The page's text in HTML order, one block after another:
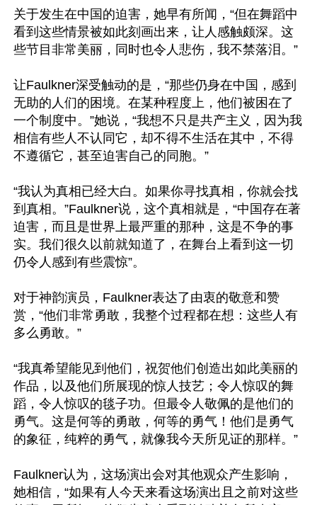
关于发生在中国的迫害，她早有所闻，“但在舞蹈中
看到这些情景被如此刻画出来，让人感触颇深。这
些节目非常美丽，同时也令人悲伤，我不禁落泪。”
让Faulkner深受触动的是，“那些仍身在中国，感到
无助的人们的困境。在某种程度上，他们被困在了
一个制度中。”她说，“我想不只是共产主义，因为我
相信有些人不认同它，却不得不生活在其中，不得
不遵循它，甚至迫害自己的同胞。”
“我认为真相已经大白。如果你寻找真相，你就会找
到真相。”Faulkner说，这个真相就是，“中国存在著
迫害，而且是世界上最严重的那种，这是不争的事
实。我们很久以前就知道了，在舞台上看到这一切
仍令人感到有些震惊”。
对于神韵演员，Faulkner表达了由衷的敬意和赞
赏，“他们非常勇敢，我整个过程都在想：这些人有
多么勇敢。”
“我真希望能见到他们，祝贺他们创造出如此美丽的
作品，以及他们所展现的惊人技艺；令人惊叹的舞
蹈，令人惊叹的毯子功。但最令人敬佩的是他们的
勇气。这是何等的勇敢，何等的勇气！他们是勇气
的象征，纯粹的勇气，就像我今天所见证的那样。”
Faulkner认为，这场演出会对其他观众产生影响，
她相信，“如果有人今天来看这场演出且之前对这些